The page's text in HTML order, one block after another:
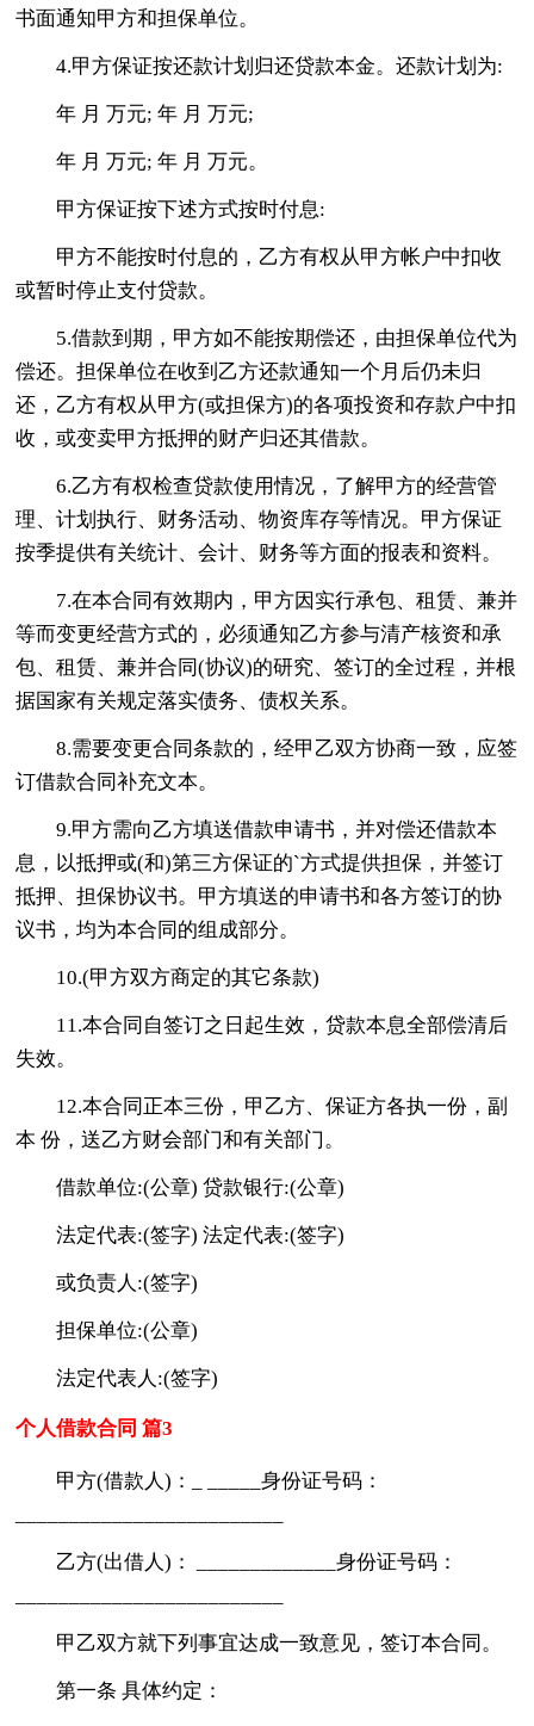
书面通知甲方和担保单位。
4.甲方保证按还款计划归还贷款本金。还款计划为:
年 月 万元; 年 月 万元;
年 月 万元; 年 月 万元。
甲方保证按下述方式按时付息:
甲方不能按时付息的，乙方有权从甲方帐户中扣收
或暂时停止支付贷款。
5.借款到期，甲方如不能按期偿还，由担保单位代为
偿还。担保单位在收到乙方还款通知一个月后仍未归
还，乙方有权从甲方(或担保方)的各项投资和存款户中扣
收，或变卖甲方抵押的财产归还其借款。
6.乙方有权检查贷款使用情况，了解甲方的经营管
理、计划执行、财务活动、物资库存等情况。甲方保证
按季提供有关统计、会计、财务等方面的报表和资料。
7.在本合同有效期内，甲方因实行承包、租赁、兼并
等而变更经营方式的，必须通知乙方参与清产核资和承
包、租赁、兼并合同(协议)的研究、签订的全过程，并根
据国家有关规定落实债务、债权关系。
8.需要变更合同条款的，经甲乙双方协商一致，应签
订借款合同补充文本。
9.甲方需向乙方填送借款申请书，并对偿还借款本
息，以抵押或(和)第三方保证的`方式提供担保，并签订
抵押、担保协议书。甲方填送的申请书和各方签订的协
议书，均为本合同的组成部分。
10.(甲方双方商定的其它条款)
11.本合同自签订之日起生效，贷款本息全部偿清后
失效。
12.本合同正本三份，甲乙方、保证方各执一份，副
本 份，送乙方财会部门和有关部门。
借款单位:(公章) 贷款银行:(公章)
法定代表:(签字) 法定代表:(签字)
或负责人:(签字)
担保单位:(公章)
法定代表人:(签字)
个人借款合同 篇3
甲方(借款人)：_ _____身份证号码：
乙方(出借人)： _____________身份证号码：
甲乙双方就下列事宜达成一致意见，签订本合同。
第一条 具体约定：